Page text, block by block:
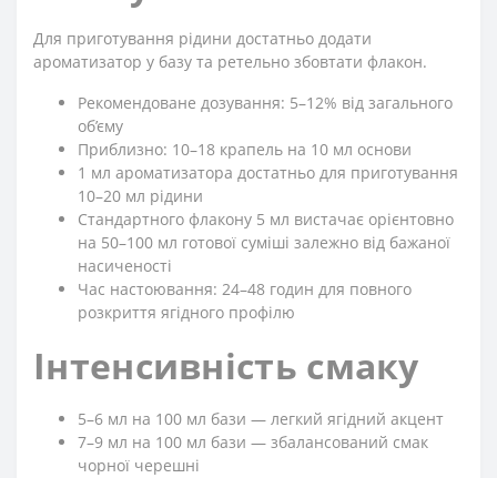
Для приготування рідини достатньо додати
ароматизатор у базу та ретельно збовтати флакон.
Рекомендоване дозування: 5–12% від загального
об’єму
Приблизно: 10–18 крапель на 10 мл основи
1 мл ароматизатора достатньо для приготування
10–20 мл рідини
Стандартного флакону 5 мл вистачає орієнтовно
на 50–100 мл готової суміші залежно від бажаної
насиченості
Час настоювання: 24–48 годин для повного
розкриття ягідного профілю
Інтенсивність смаку
5–6 мл на 100 мл бази — легкий ягідний акцент
7–9 мл на 100 мл бази — збалансований смак
чорної черешні